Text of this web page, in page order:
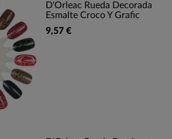
D'Orleac Rueda Decorada
Esmalte Croco Y Grafic
9,57 €